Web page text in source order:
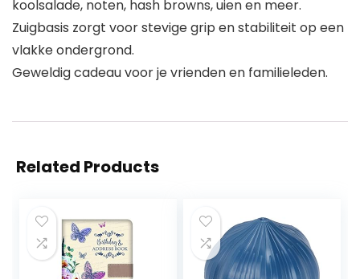
koolsalade, noten, hash browns, uien en meer.
Zuigbasis zorgt voor stevige grip en stabiliteit op een
vlakke ondergrond.
Geweldig cadeau voor je vrienden en familieleden.
Related Products